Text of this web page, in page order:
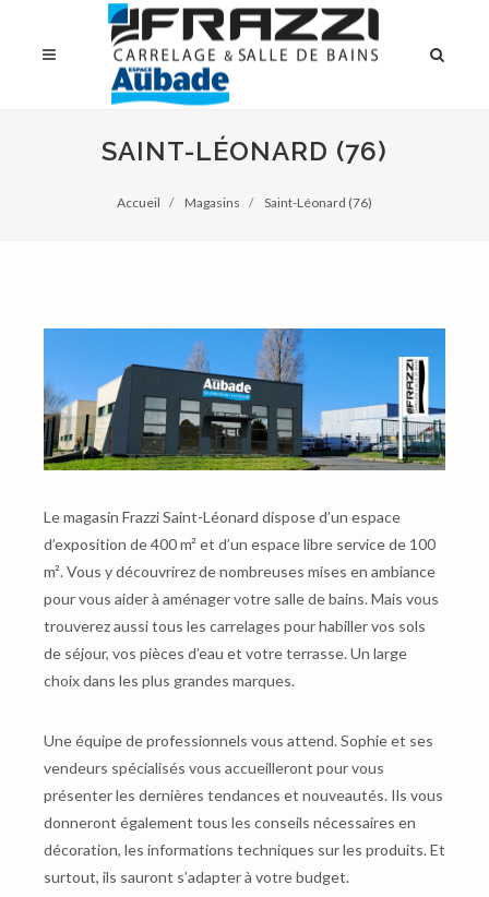
SAINT-LÉONARD (76)
Accueil Magasins Saint-Léonard (76)
Le magasin Frazzi Saint-Léonard dispose d’un espace
d’exposition de 400 m² et d’un espace libre service de 100
m². Vous y découvrirez de nombreuses mises en ambiance
pour vous aider à aménager votre salle de bains. Mais vous
trouverez aussi tous les carrelages pour habiller vos sols
de séjour, vos pièces d’eau et votre terrasse. Un large
choix dans les plus grandes marques.
Une équipe de professionnels vous attend. Sophie et ses
vendeurs spécialisés vous accueilleront pour vous
présenter les dernières tendances et nouveautés. Ils vous
donneront également tous les conseils nécessaires en
décoration, les informations techniques sur les produits. Et
surtout, ils sauront s’adapter à votre budget.